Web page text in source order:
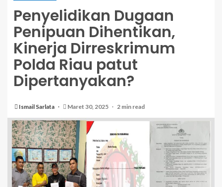
Penyelidikan Dugaan
Penipuan Dihentikan,
Kinerja Dirreskrimum
Polda Riau patut
Dipertanyakan?
Ismail Sarlata Maret 30, 2025 2 min read